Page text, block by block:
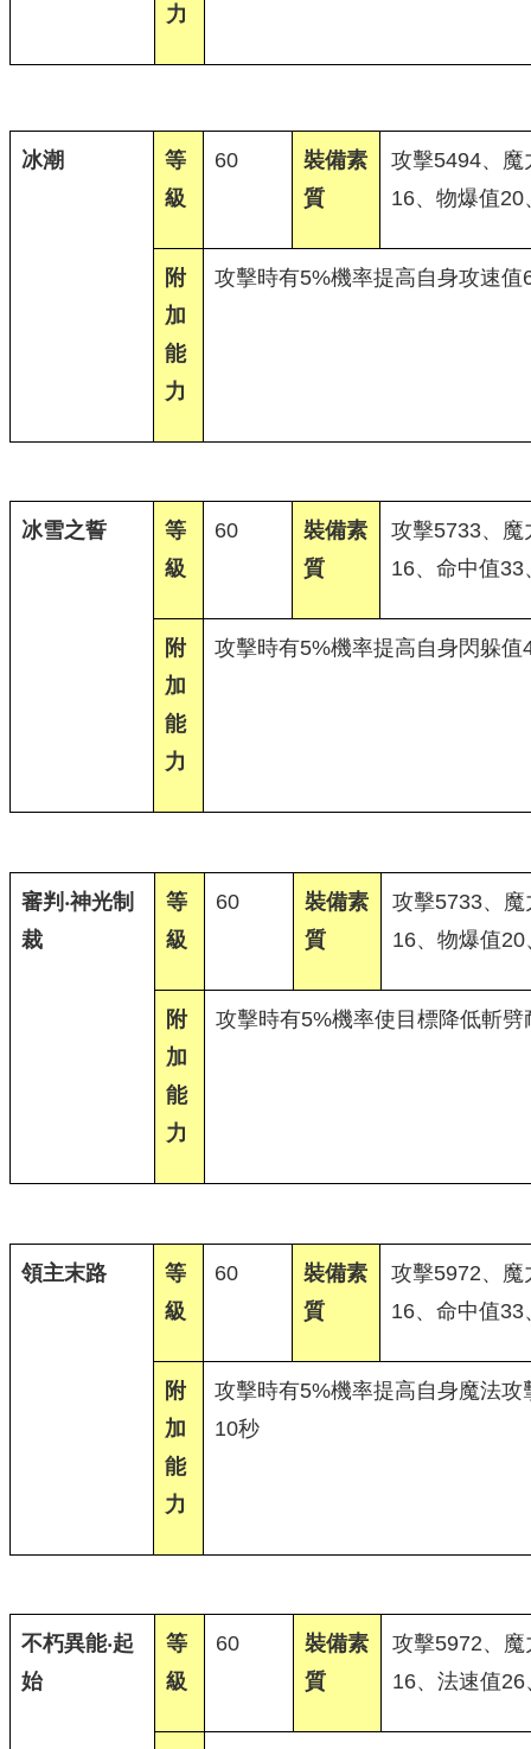
力
冰潮
等
級
60
裝備素
質
攻擊5494、魔
16、物爆值20
附
加
能
力
攻擊時有5%機率提高自身攻速值
冰雪之誓
等
級
60
裝備素
質
攻擊5733、魔
16、命中值
附
加
能
力
攻擊時有5%機率提高自身閃躲值
審判‧神光制
裁
等
級
60
裝備素
質
攻擊5733、
16、物爆值
附
加
能
力
攻擊時有5%機率使目標降低斬
領主末路
等
級
60
裝備素
質
攻擊5972、魔
16、命中值
附
加
能
力
攻擊時有5%機率提高自身魔法
10秒
不朽異能‧起
始
等
級
60
裝備素
質
攻擊5972、
16、法速值